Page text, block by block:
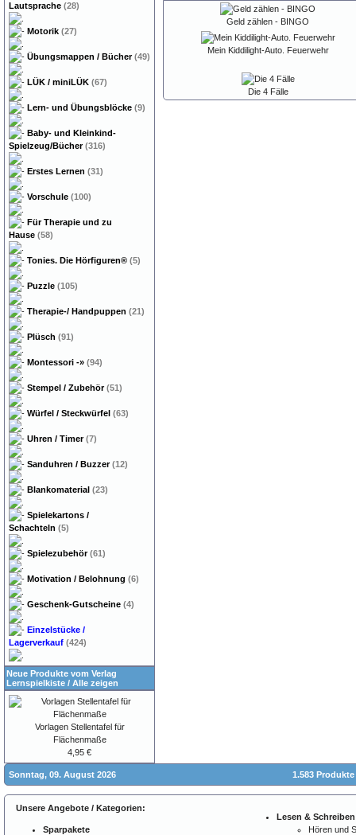
Geld zählen - BINGO
Mein Kiddilight-Auto. Feuerwehr
Die 4 Fälle
Lautsprache (28)
Motorik (27)
Übungsmappen / Bücher(49)
LÜK / miniLÜK (67)
Lern- und Übungsblöcke (9)
Baby- und Kleinkind-
Spielzeug/Bücher(316)
Erstes Lernen (31)
Vorschule (100)
Für Therapie und zu
Hause (58)
Tonies. Die Hörfiguren® (5)
Puzzle (105)
Therapie-/ Handpuppen (21)
Plüsch (91)
Montessori -» (94)
Stempel / Zubehör(51)
Würfel / Steckwürfel (63)
Uhren / Timer(7)
Sanduhren / Buzzer(12)
Blankomaterial (23)
Spielekartons /
Schachteln (5)
Spielezubehör(61)
Motivation / Belohnung (6)
Geschenk-Gutscheine (4)
Einzelstücke /
Lagerverkauf (424)
Neue Produkte vom Verlag
Lernspielkiste / Alle zeigen
Vorlagen Stellentafel für
Flächenmaße
4,95 €
Sonntag, 09. August 2026 1.583
Unsere Angebote / Kategorien:
Sparpakete
Lesen & Schreiben
Hören und